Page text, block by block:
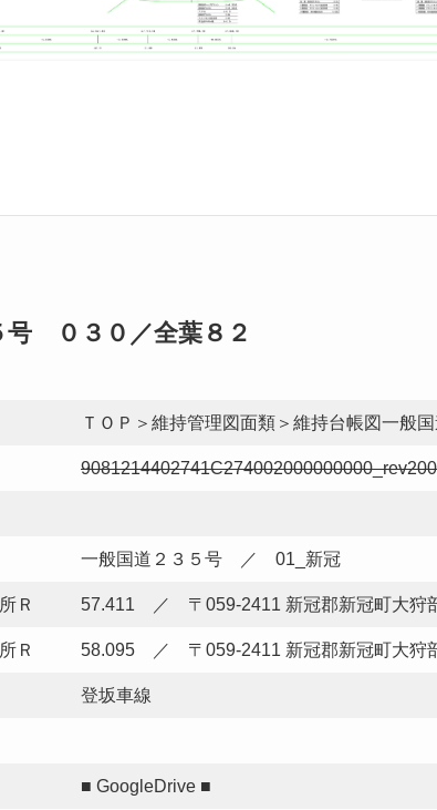
０３０／全葉８２
ＴＯＰ＞維持管理図面類＞維持台帳図一般
一般国道２３５号 ／ 01_新冠
Ｒ 57.411 ／ 〒059-2411 新冠郡新冠町大狩
Ｒ 58.095 ／ 〒059-2411 新冠郡新冠町大狩
登坂車線
■ GoogleDrive ■